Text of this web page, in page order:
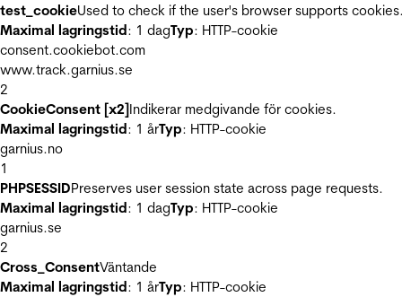
test_cookieUsed to check if the user's browser supports
Maximal lagringstid: 1 dagTyp: HTTP-cookie
consent.cookiebot.com
www.track.garnius.se
2
CookieConsent [x2]Indikerar medgivande för cookies.
Maximal lagringstid: 1 årTyp: HTTP-cookie
garnius.no
1
PHPSESSIDPreserves user session state across page requests.
Maximal lagringstid: 1 dagTyp: HTTP-cookie
garnius.se
2
Cross_ConsentVäntande
Maximal lagringstid: 1 årTyp: HTTP-cookie